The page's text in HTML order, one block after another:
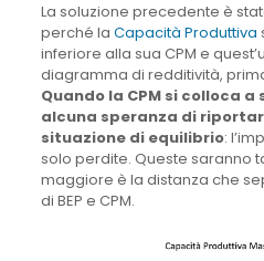
La soluzione precedente è
perché la Capacità Produttiva
inferiore alla sua CPM e
diagramma di redditività,
Quando la CPM si colloca a
alcuna speranza di
situazione di equilibrio:
solo perdite. Queste saranno
maggiore è la distanza che
di BEP e CPM.